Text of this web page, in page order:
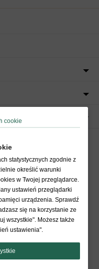
cookie
statystycznych zgodnie z
określić warunki
w Twojej przeglądarce.
ustawień przeglądarki
urządzenia. Sprawdź
się na korzystanie ze
wszystkie". Możesz także
ustawienia".